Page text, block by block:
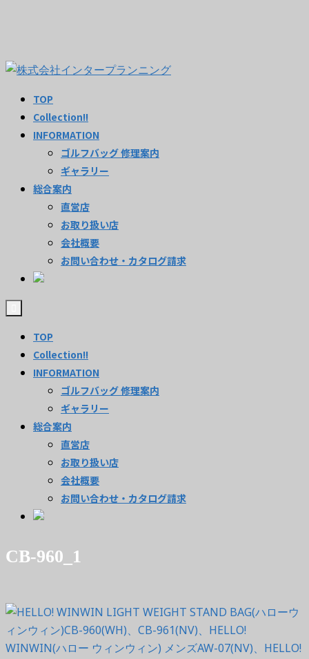
TOP
Collection!!
INFORMATION
ゴルフバッグ 修理案内
ギャラリー
総合案内
直営店
お取り扱い店
会社概要
お問い合わせ・カタログ請求
TOP
Collection!!
INFORMATION
ゴルフバッグ 修理案内
ギャラリー
総合案内
直営店
お取り扱い店
会社概要
お問い合わせ・カタログ請求
CB-960_1